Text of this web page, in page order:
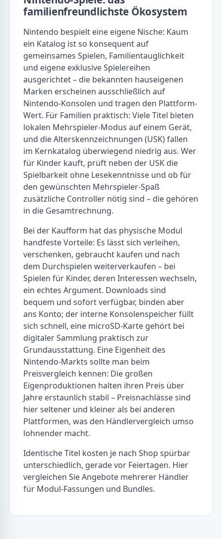
familienfreundlichste Ökosystem
Nintendo bespielt eine eigene Nische: Kaum
ein Katalog ist so konsequent auf
gemeinsames Spielen, Familientauglichkeit
und eigene exklusive Spielereihen
ausgerichtet – die bekannten hauseigenen
Marken erscheinen ausschließlich auf
Nintendo-Konsolen und tragen den Plattform-
Wert. Für Familien praktisch: Viele Titel bieten
lokalen Mehrspieler-Modus auf einem Gerät,
und die Alterskennzeichnungen (USK) fallen
im Kernkatalog überwiegend niedrig aus. Wer
für Kinder kauft, prüft neben der USK die
Spielbarkeit ohne Lesekenntnisse und ob für
den gewünschten Mehrspieler-Spaß
zusätzliche Controller nötig sind – die gehören
in die Gesamtrechnung.
Bei der Kaufform hat das physische Modul
handfeste Vorteile: Es lässt sich verleihen,
verschenken, gebraucht kaufen und nach
dem Durchspielen weiterverkaufen – bei
Spielen für Kinder, deren Interessen wechseln,
ein echtes Argument. Downloads sind
bequem und sofort verfügbar, binden aber
ans Konto; der interne Konsolenspeicher füllt
sich schnell, eine microSD-Karte gehört bei
digitaler Sammlung praktisch zur
Grundausstattung. Eine Eigenheit des
Nintendo-Markts sollte man beim
Preisvergleich kennen: Die großen
Eigenproduktionen halten ihren Preis über
Jahre erstaunlich stabil – Preisnachlässe sind
hier seltener und kleiner als bei anderen
Plattformen, was den Händlervergleich umso
lohnender macht.
Identische Titel kosten je nach Shop spürbar
unterschiedlich, gerade vor Feiertagen. Hier
vergleichen Sie Angebote mehrerer Händler
für Modul-Fassungen und Bundles.